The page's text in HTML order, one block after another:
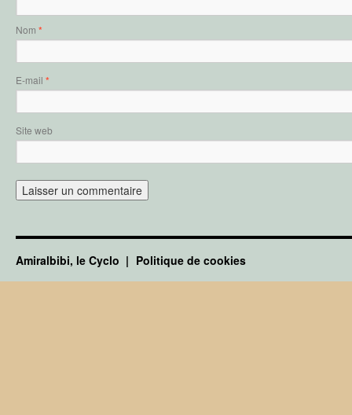
Nom *
E-mail *
Site web
Amiralbibi, le Cyclo Politique de cookies